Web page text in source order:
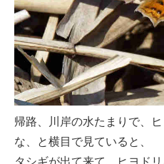
帰路、川岸の水たまりで、
な、と横目で見ていると、
タシギが出て来て、ヒヨド